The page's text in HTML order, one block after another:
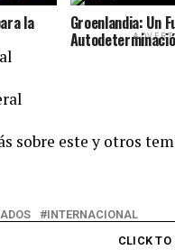
sobre este y otros
INTERNACIONAL
la Groenlandia: Un
CLICK